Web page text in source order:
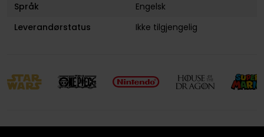
Språk
Engelsk
Leverandørstatus
Ikke tilgjengelig